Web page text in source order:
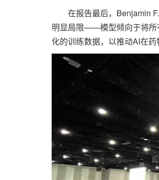
在报告最后，Benjamin F.
明显局限——模型倾向于将所
化的训练数据，以推动AI在药